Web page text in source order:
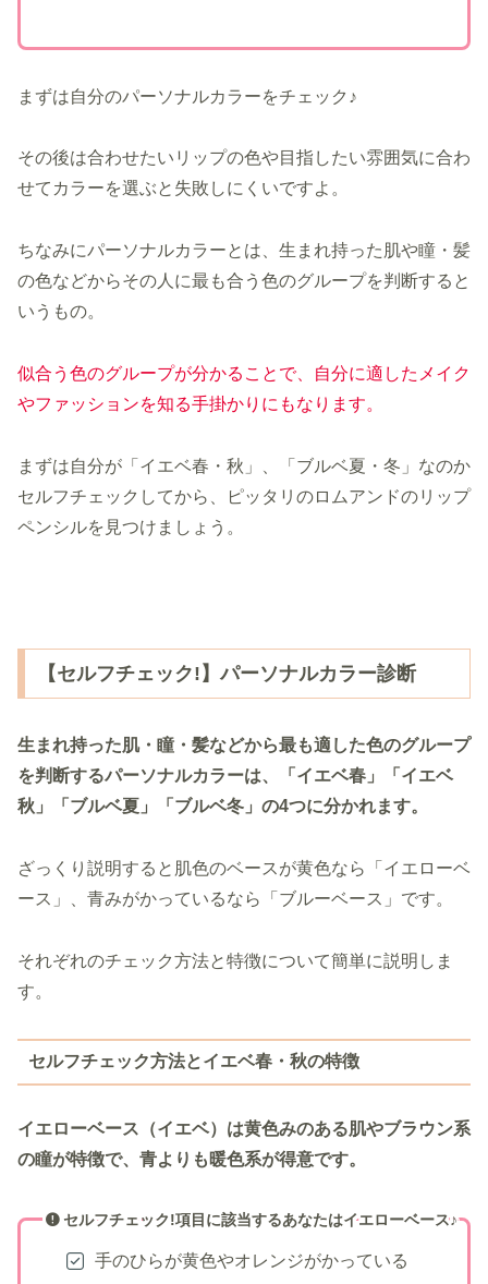
まずは自分のパーソナルカラーをチェック♪
その後は合わせたいリップの色や目指したい雰囲気に合わ
せてカラーを選ぶと失敗しにくいですよ。
ちなみにパーソナルカラーとは、生まれ持った肌や瞳・髪
の色などからその人に最も合う色のグループを判断すると
いうもの。
似合う色のグループが分かることで、自分に適したメイク
やファッションを知る手掛かりにもなります。
まずは自分が「イエベ春・秋」、「ブルベ夏・冬」なのか
セルフチェックしてから、ピッタリのロムアンドのリップ
ペンシルを見つけましょう。
【セルフチェック!】パーソナルカラー診断
生まれ持った肌・瞳・髪などから最も適した色のグループ
を判断するパーソナルカラーは、「イエベ春」「イエベ
秋」「ブルベ夏」「ブルベ冬」の4つに分かれます。
ざっくり説明すると肌色のベースが黄色なら「イエローベ
ース」、青みがかっているなら「ブルーベース」です。
それぞれのチェック方法と特徴について簡単に説明しま
す。
セルフチェック方法とイエベ春・秋の特徴
イエローベース（イエベ）は黄色みのある肌やブラウン系
の瞳が特徴で、青よりも暖色系が得意です。
セルフチェック!項目に該当するあなたはイエローベース♪
手のひらが黄色やオレンジがかっている